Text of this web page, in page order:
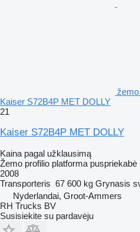
Kaiser S72B4P MET DOLLY
21
Kaiser S72B4P MET DOLLY
Kaina pagal užklausimą
Žemo profilio platforma puspriekabė
2008
Transporteris 67 600 kg Grynasis
Nyderlandai, Groot-Ammers
RH Trucks BV
Susisiekite su pardavėju